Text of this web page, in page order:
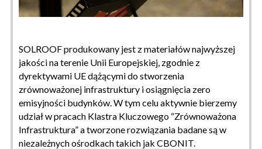
SOLROOF produkowany jest z materiałów najwyższej
jakości na terenie Unii Europejskiej, zgodnie z
dyrektywami UE dążącymi do stworzenia
zrównoważonej infrastruktury i osiągnięcia zero
emisyjności budynków. W tym celu aktywnie bierzemy
udział w pracach Klastra Kluczowego “Zrównoważona
Infrastruktura” a tworzone rozwiązania badane są w
niezależnych ośrodkach takich jak CBONIT.